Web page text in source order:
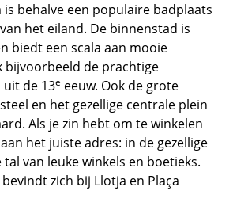
is behalve een populaire badplaats
het eiland. De binnenstad is
biedt een scala aan mooie
bijvoorbeeld de prachtige
uit de 13e eeuw. Ook de grote
en het gezellige centrale plein
Als je zin hebt om te winkelen
het juiste adres: in de gezellige
van leuke winkels en boetieks.
zich bij Llotja en Plaça